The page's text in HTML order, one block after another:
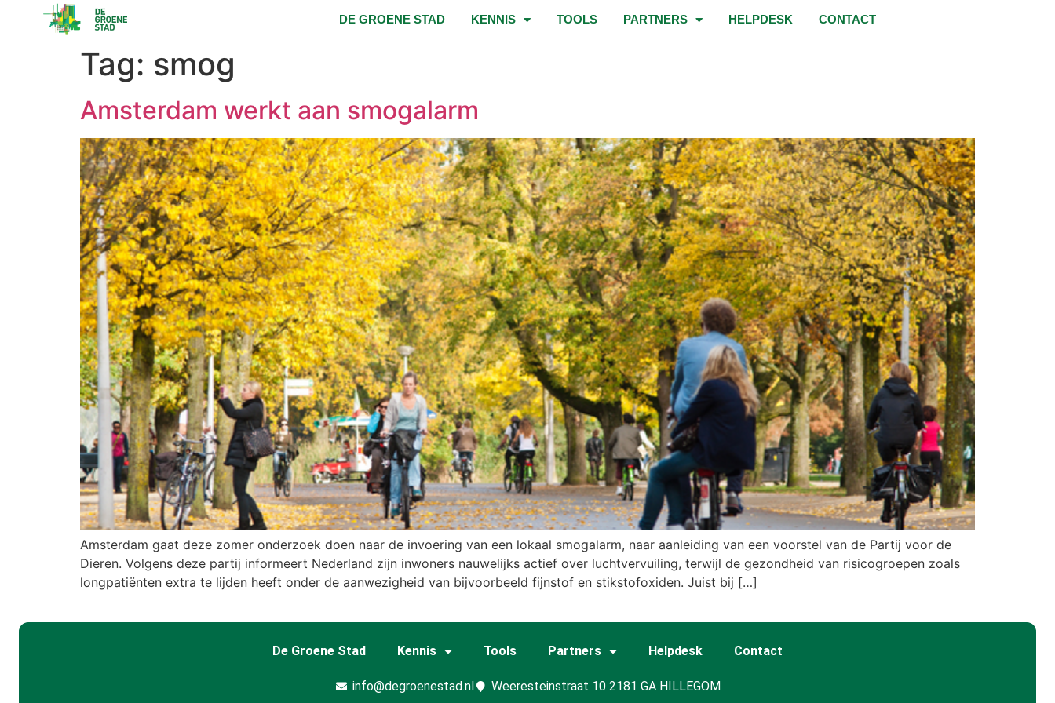
DE GROENE STAD KENNIS TOOLS PARTNERS HELPDESK CONTACT
Tag: smog
Amsterdam werkt aan smogalarm
Amsterdam gaat deze zomer onderzoek doen naar de invoering van een lokaal smogalarm, naar aanleiding van een voorstel van de Partij voor de
Dieren. Volgens deze partij informeert Nederland zijn inwoners nauwelijks actief over luchtvervuiling, terwijl de gezondheid van risicogroepen zoals
longpatiënten extra te lijden heeft onder de aanwezigheid van bijvoorbeeld fijnstof en stikstofoxiden. Juist bij […]
De Groene Stad Kennis Tools Partners Helpdesk Contact
info@degroenestad.nl Weeresteinstraat 10 2181 GA HILLEGOM